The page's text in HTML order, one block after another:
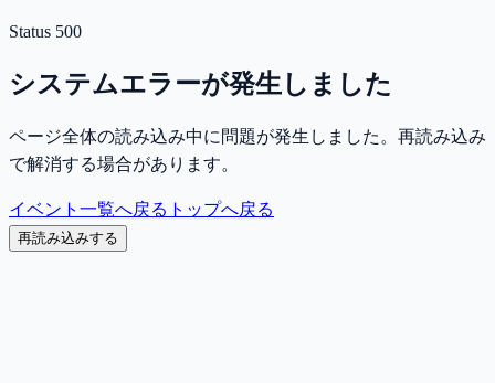
Status 500
システムエラーが発生しました
ページ全体の読み込み中に問題が発生しました。再読み込み
で解消する場合があります。
イベント一覧へ戻る トップへ戻る
再読み込みする